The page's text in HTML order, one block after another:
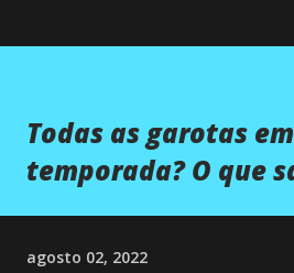
Todas as garotas
temporada? O que
agosto 02, 2022